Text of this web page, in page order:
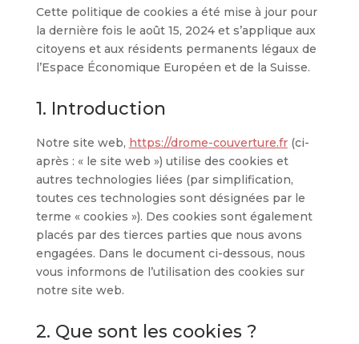
Cette politique de cookies a été mise à jour pour
la dernière fois le août 15, 2024 et s’applique aux
citoyens et aux résidents permanents légaux de
l’Espace Économique Européen et de la Suisse.
1. Introduction
Notre site web, https://drome-couverture.fr(ci-
après : « le site web ») utilise des cookies et
autres technologies liées (par simplification,
toutes ces technologies sont désignées par le
terme « cookies »). Des cookies sont également
placés par des tierces parties que nous avons
engagées. Dans le document ci-dessous, nous
vous informons de l’utilisation des cookies sur
notre site web.
2. Que sont les cookies ?